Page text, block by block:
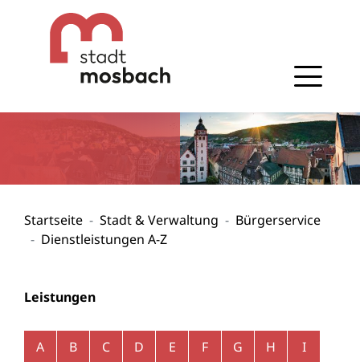
Gehe zum Navigationsbereich
Gehe zum Inhalt
Startseite Stadt & Verwaltung
Bürgerservice
Dienstleistungen A-Z
Leistungen
Alphabetisches Register überspringen
A B C D E F G H
I